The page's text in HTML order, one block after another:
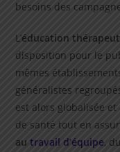
besoins des
L’éducation
disposition pour le
mêmes
généralistes
est alors globalisée
de santé tout en
autravail d’équipe,